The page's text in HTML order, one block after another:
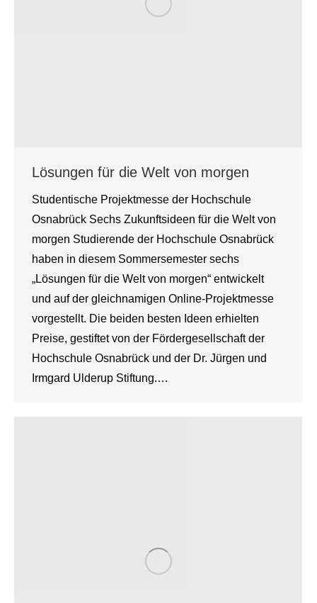
Lösungen für die Welt von morgen
Studentische Projektmesse der Hochschule
Osnabrück Sechs Zukunftsideen für die Welt von
morgen Studierende der Hochschule Osnabrück
haben in diesem Sommersemester sechs
„Lösungen für die Welt von morgen“ entwickelt
und auf der gleichnamigen Online-Projektmesse
vorgestellt. Die beiden besten Ideen erhielten
Preise, gestiftet von der Fördergesellschaft der
Hochschule Osnabrück und der Dr. Jürgen und
Irmgard Ulderup Stiftung.…